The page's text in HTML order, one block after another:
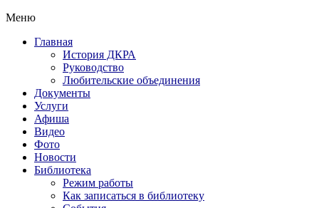
Меню
Главная
История ДКРА
Руководство
Любительские объединения
Документы
Услуги
Афиша
Видео
Фото
Новости
Библиотека
Режим работы
Как записаться в библиотеку